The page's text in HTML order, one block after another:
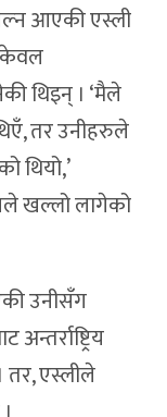
आएकी एस्ली
केवल
थिइन् । ‘मैले
तर उनीहरुले
थियो,’
खल्लो लागेको
उनीसँग
तर, एस्लीले